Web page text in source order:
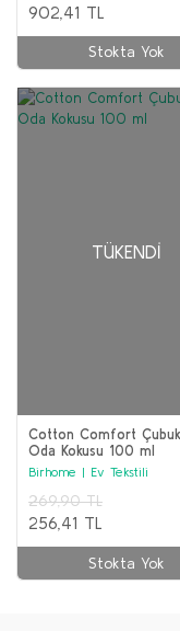
902,41 TL
Stokta Yok
TÜKENDI
Cotton Comfort
Oda Kokusu 100 ml
Birhome | Ev Tekstili
269,90 TL
256,41 TL
Stokta Yok